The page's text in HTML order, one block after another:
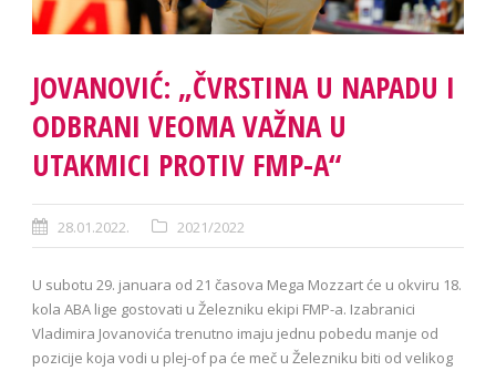
JOVANOVIĆ: „ČVRSTINA U NAPADU I
ODBRANI VEOMA VAŽNA U
UTAKMICI PROTIV FMP-A“
28.01.2022. 2021/2022
U subotu 29. januara od 21 časova Mega Mozzart će u okviru 18.
kola ABA lige gostovati u Železniku ekipi FMP-a. Izabranici
Vladimira Jovanovića trenutno imaju jednu pobedu manje od
pozicije koja vodi u plej-of pa će meč u Železniku biti od velikog